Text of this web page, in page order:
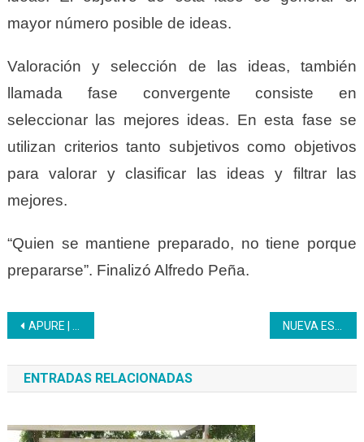
mayor número posible de ideas.
Valoración y selección de las ideas, también
llamada fase convergente consiste en
seleccionar las mejores ideas. En esta fase se
utilizan criterios tanto subjetivos como objetivos
para valorar y clasificar las ideas y filtrar las
mejores.
“Quien se mantiene preparado, no tiene porque
prepararse”. Finalizó Alfredo Peña.
Navegación
de
entradas
APURE | Aprendices discutieron las 7T propuestas por el Ejecutivo Nacional
ENTRADAS RELACIONADAS